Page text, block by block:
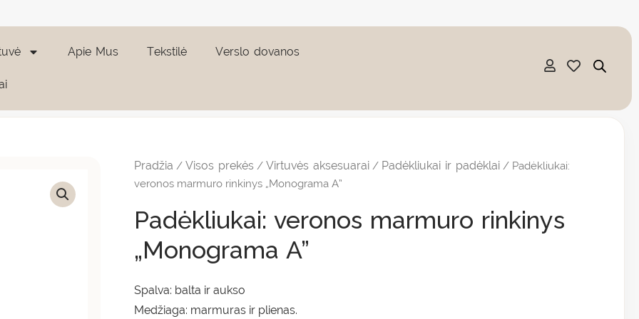
Apie Mus Tekstilė Verslo dovanos
Pradžia /Visos prekės /Virtuvės aksesuarai / Padėkliukai ir padėklai / Padėkliukai:
veronos marmuro rinkinys „Monograma A”
Padėkliukai: veronos marmuro rinkinys
„Monograma A”
Spalva: balta ir aukso
Medžiaga: marmuras ir plienas.